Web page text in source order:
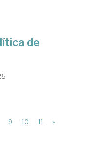
de
9 10 11 »